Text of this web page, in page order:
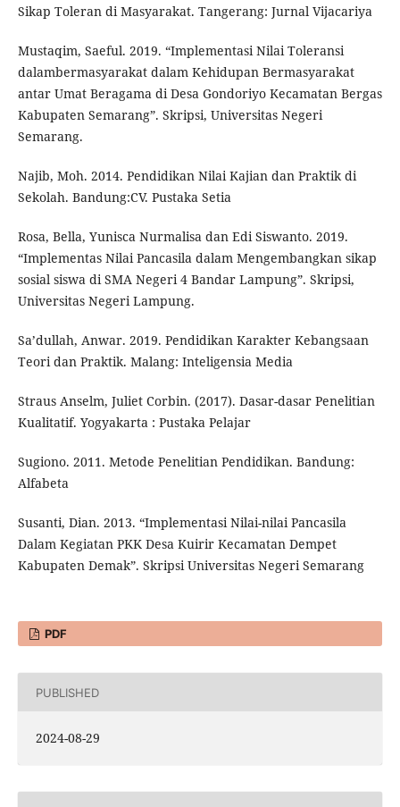
Sikap Toleran di Masyarakat. Tangerang: Jurnal Vijacariya
Mustaqim, Saeful. 2019. “Implementasi Nilai Toleransi
dalambermasyarakat dalam Kehidupan Bermasyarakat
antar Umat Beragama di Desa Gondoriyo Kecamatan Bergas
Kabupaten Semarang”. Skripsi, Universitas Negeri
Semarang.
Najib, Moh. 2014. Pendidikan Nilai Kajian dan Praktik di
Sekolah. Bandung:CV. Pustaka Setia
Rosa, Bella, Yunisca Nurmalisa dan Edi Siswanto. 2019.
“Implementas Nilai Pancasila dalam Mengembangkan sikap
sosial siswa di SMA Negeri 4 Bandar Lampung”. Skripsi,
Universitas Negeri Lampung.
Sa’dullah, Anwar. 2019. Pendidikan Karakter Kebangsaan
Teori dan Praktik. Malang: Inteligensia Media
Straus Anselm, Juliet Corbin. (2017). Dasar-dasar Penelitian
Kualitatif. Yogyakarta : Pustaka Pelajar
Sugiono. 2011. Metode Penelitian Pendidikan. Bandung:
Alfabeta
Susanti, Dian. 2013. “Implementasi Nilai-nilai Pancasila
Dalam Kegiatan PKK Desa Kuirir Kecamatan Dempet
Kabupaten Demak”. Skripsi Universitas Negeri Semarang
PDF
PUBLISHED
2024-08-29